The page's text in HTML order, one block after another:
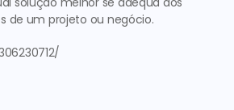
de um projeto ou negócio.